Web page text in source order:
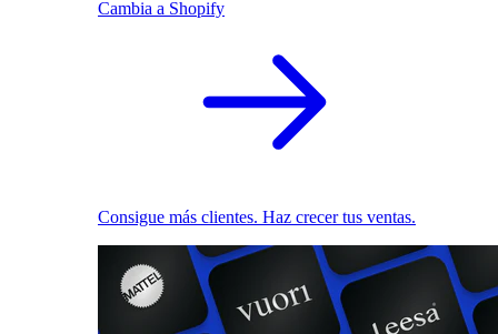
Cambia a Shopify
Consigue más clientes. Haz crecer tus ventas.